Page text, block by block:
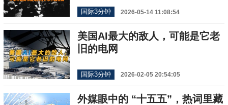
国际3分钟 2026-05-14 11:08:54
美国AI最大的敌人，可能是它老
旧的电网
国际3分钟 2026-02-05 20:54:05
外媒眼中的 “十五五”，热词里藏